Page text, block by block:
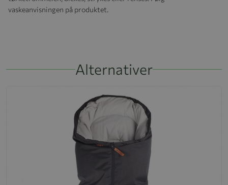
vaskeanvisningen på produktet.
Alternativer